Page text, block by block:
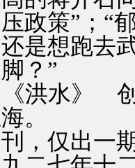
政策”；“
是想跑去
？”
水》 创
。
仅出一期